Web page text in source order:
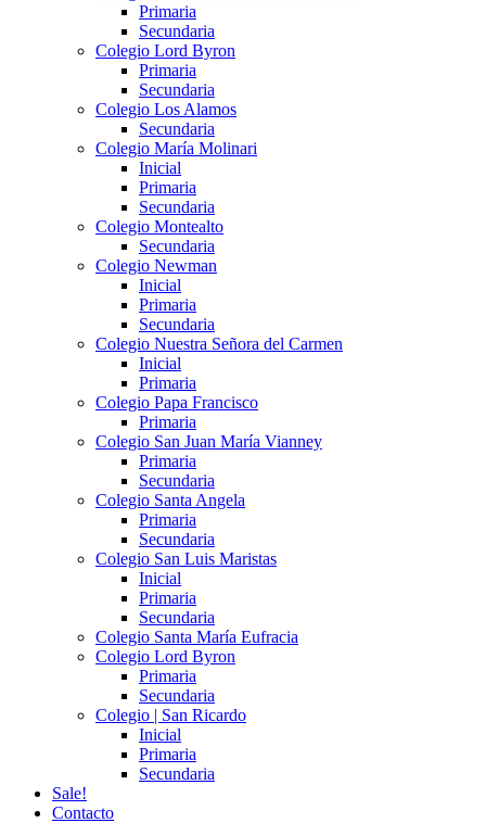
Primaria
Secundaria
Colegio Lord Byron
Primaria
Secundaria
Colegio Los Alamos
Secundaria
Colegio María Molinari
Inicial
Primaria
Secundaria
Colegio Montealto
Secundaria
Colegio Newman
Inicial
Primaria
Secundaria
Colegio Nuestra Señora del Carmen
Inicial
Primaria
Colegio Papa Francisco
Primaria
Colegio San Juan María Vianney
Primaria
Secundaria
Colegio Santa Angela
Primaria
Secundaria
Colegio San Luis Maristas
Inicial
Primaria
Secundaria
Colegio Santa María Eufracia
Colegio Lord Byron
Primaria
Secundaria
Colegio | San Ricardo
Inicial
Primaria
Secundaria
Sale!
Contacto